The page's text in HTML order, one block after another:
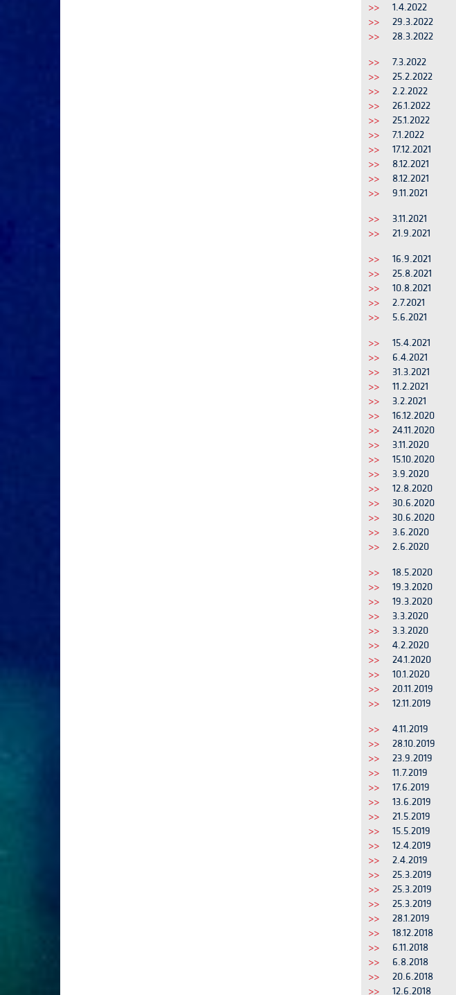
>>
1.4.2022
>>
29.3.2022
>>
28.3.2022
>>
7.3.2022
>>
25.2.2022
>>
2.2.2022
>>
26.1.2022
>>
25.1.2022
>>
7.1.2022
>>
17.12.2021
>>
8.12.2021
>>
8.12.2021
>>
9.11.2021
>>
3.11.2021
>>
21.9.2021
>>
16.9.2021
>>
25.8.2021
>>
10.8.2021
>>
2.7.2021
>>
5.6.2021
>>
15.4.2021
>>
6.4.2021
>>
31.3.2021
>>
11.2.2021
>>
3.2.2021
>>
16.12.2020
>>
24.11.2020
>>
3.11.2020
>>
15.10.2020
>>
3.9.2020
>>
12.8.2020
>>
30.6.2020
>>
30.6.2020
>>
3.6.2020
>>
2.6.2020
>>
18.5.2020
>>
19.3.2020
>>
19.3.2020
>>
3.3.2020
>>
3.3.2020
>>
4.2.2020
>>
24.1.2020
>>
10.1.2020
>>
20.11.2019
>>
12.11.2019
>>
4.11.2019
>>
28.10.2019
>>
23.9.2019
>>
11.7.2019
>>
17.6.2019
>>
13.6.2019
>>
21.5.2019
>>
15.5.2019
>>
12.4.2019
>>
2.4.2019
>>
25.3.2019
>>
25.3.2019
>>
25.3.2019
>>
28.1.2019
>>
18.12.2018
>>
6.11.2018
>>
6.8.2018
>>
20.6.2018
>>
12.6.2018